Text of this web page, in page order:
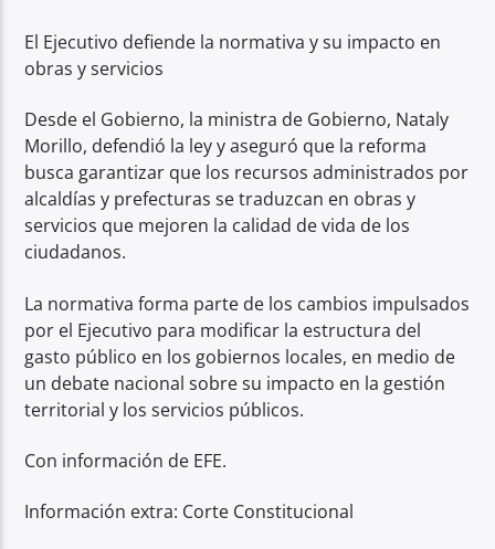
El Ejecutivo defiende la normativa y su impacto en
obras y servicios
Desde el Gobierno, la ministra de Gobierno, Nataly
Morillo, defendió la ley y aseguró que la reforma
busca garantizar que los recursos administrados por
alcaldías y prefecturas se traduzcan en obras y
servicios que mejoren la calidad de vida de los
ciudadanos.
La normativa forma parte de los cambios impulsados
por el Ejecutivo para modificar la estructura del
gasto público en los gobiernos locales, en medio de
un debate nacional sobre su impacto en la gestión
territorial y los servicios públicos.
Con información de EFE.
Información extra: Corte Constitucional